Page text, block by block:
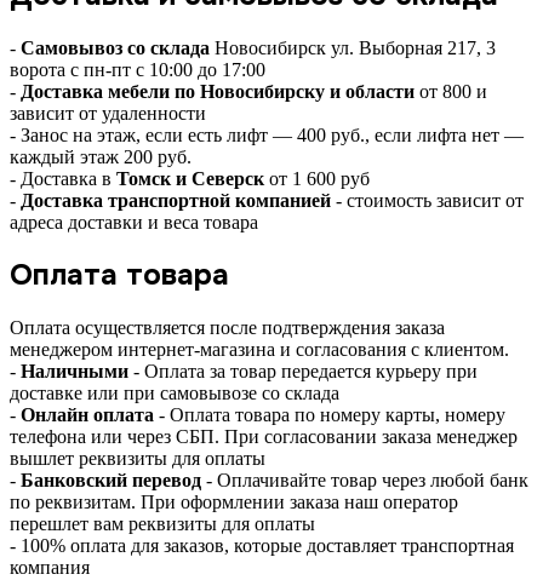
- Самовывоз со склада Новосибирск ул. Выборная 217, 3
ворота с пн-пт с 10:00 до 17:00
- Доставка мебели по Новосибирску и области от 800 и
зависит от удаленности
- Занос на этаж, если есть лифт — 400 руб., если лифта нет —
каждый этаж 200 руб.
- Доставка в Томск и Северск от 1 600 руб
- Доставка транспортной компанией - стоимость зависит от
адреса доставки и веса товара
Оплата товара
Оплата осуществляется после подтверждения заказа
менеджером интернет-магазина и согласования с клиентом.
- Наличными - Оплата за товар передается курьеру при
доставке или при самовывозе со склада
- Онлайн оплата - Оплата товара по номеру карты, номеру
телефона или через СБП. При согласовании заказа менеджер
вышлет реквизиты для оплаты
- Банковский перевод - Оплачивайте товар через любой банк
по реквизитам. При оформлении заказа наш оператор
перешлет вам реквизиты для оплаты
- 100% оплата для заказов, которые доставляет транспортная
компания